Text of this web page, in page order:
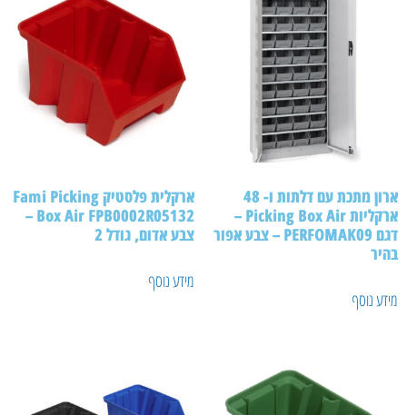
ארון מתכת עם דלתות ו- 48
ארקליות Picking Box Air –
דגם PERFOMAK09 – צבע אפור
נוסף
ארקלית פלסטיק Fami Picking
Box Air FPB0002R05132 –
צבע אדום, גודל 2
מידע נוסף